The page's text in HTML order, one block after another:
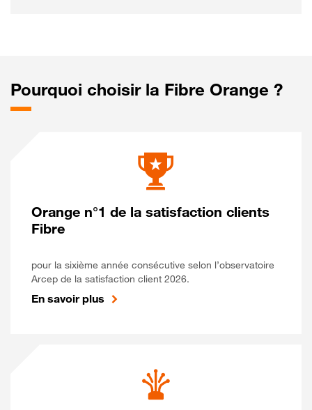
Pourquoi choisir la Fibre Orange ?
Orange n°1 de la satisfaction clients
Fibre
pour la sixième année consécutive selon l’observatoire
Arcep de la satisfaction client 2026.
En savoir plus